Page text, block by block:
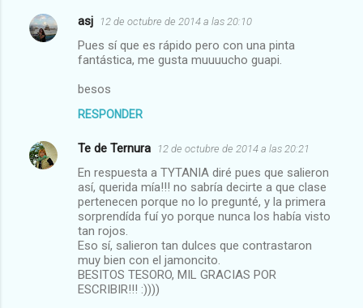
asj 12 de octubre de 2014 a las 20:10
Pues sí que es rápido pero con una pinta
fantástica, me gusta muuuucho guapi.
besos
RESPONDER
Te de Ternura 12 de octubre de 2014 a las 20:21
En respuesta a TYTANIA diré pues que salieron
así, querida mía!!! no sabría decirte a que clase
pertenecen porque no lo pregunté, y la primera
sorprendída fuí yo porque nunca los había visto
tan rojos.
Eso sí, salieron tan dulces que contrastaron
muy bien con el jamoncito.
BESITOS TESORO, MIL GRACIAS POR
ESCRIBIR!!! :))))